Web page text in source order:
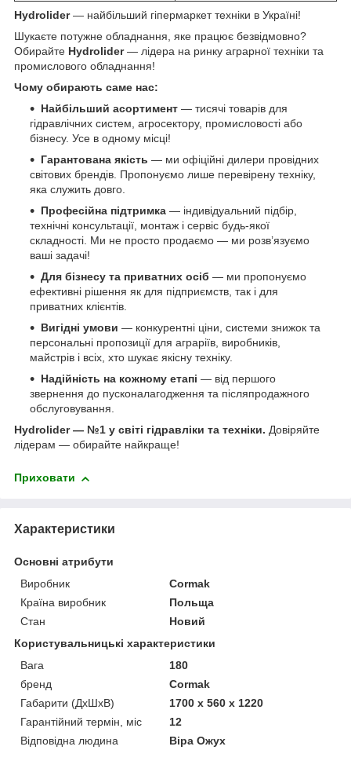
Hydrolider— найбільший гіпермаркет техніки в Україні!
Шукаєте потужне обладнання, яке працює безвідмовно?
Обирайте Hydrolider— лідера на ринку аграрної техніки та
промислового обладнання!
Чому обирають саме нас:
Найбільший асортимент — тисячі товарів для
гідравлічних систем, агросектору, промисловості або
бізнесу. Усе в одному місці!
Гарантована якість — ми офіційні дилери провідних
світових брендів. Пропонуємо лише перевірену техніку,
яка служить довго.
Професійна підтримка — індивідуальний підбір,
технічні консультації, монтаж і сервіс будь-якої
складності. Ми не просто продаємо — ми розв’язуємо
ваші задачі!
Для бізнесу та приватних осіб — ми пропонуємо
ефективні рішення як для підприємств, так і для
приватних клієнтів.
Вигідні умови — конкурентні ціни, системи знижок та
персональні пропозиції для аграріїв, виробників,
майстрів і всіх, хто шукає якісну техніку.
Надійність на кожному етапі — від першого
звернення до пусконалагодження та післяпродажного
обслуговування.
Hydrolider — №1 у світі гідравліки та техніки. Довіряйте
лідерам — обирайте найкраще!
Приховати
Характеристики
Основні атрибути
Виробник
Cormak
Країна виробник
Польща
Стан
Новий
Користувальницькі характеристики
Вага
180
бренд
Cormak
Габарити (ДхШхВ)
1700 х 560 х 1220
Гарантійний термін, міс
12
Відповідна людина
Віра Ожух